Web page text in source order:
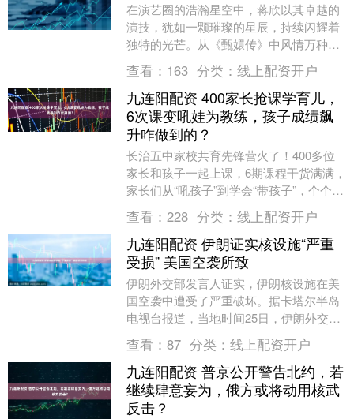
在演艺圈的浩瀚星空中，蒋欣以其卓越的
演技，犹如一颗璀璨的星辰，持续闪耀着
独特的光芒。从《甄嬛传》中风情万种的
华妃，到《小巷人家》里泼辣又深情的宋
莹，再到《以法之....
查看： 163 分类： 线上配资开户
九连阳配资 400家长抢课学育儿，
6次课变吼娃为教练，孩子成绩飙
升咋做到的？
长治五中家校共育先锋营火了！400多位
家长和孩子一起上课，6期课程干货满满，
家长们从“吼孩子”到学会“带孩子”，个个都
说“太值了”！这事儿咋这么火？咱来聊聊
这背....
查看： 228 分类： 线上配资开户
九连阳配资 伊朗证实核设施“严重
受损” 美国空袭所致
伊朗外交部发言人证实，伊朗核设施在美
国空袭中遭受了严重破坏。据卡塔尔半岛
电视台报道，当地时间25日，伊朗外交部
发言人伊斯梅尔·巴加埃在接受采访时确认
了这一消息。....
查看： 87 分类： 线上配资开户
九连阳配资 普京公开警告北约，若
继续肆意妄为，俄方或将动用核武
反击？